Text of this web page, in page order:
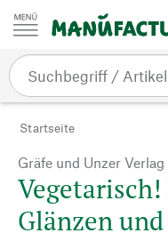
Zum Inhalt springen
Startseite
Gräfe und Unzer Verlag
Vegetarisch!
Glänzen